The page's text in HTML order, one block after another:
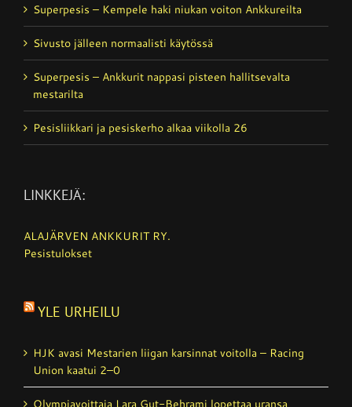
Superpesis – Kempele haki niukan voiton Ankkureilta
Sivusto jälleen normaalisti käytössä
Superpesis – Ankkurit nappasi pisteen hallitsevalta
mestarilta
Pesisliikkari ja pesiskerho alkaa viikolla 26
LINKKEJÄ:
ALAJÄRVEN ANKKURIT RY.
Pesistulokset
YLE URHEILU
HJK avasi Mestarien liigan karsinnat voitolla – Racing
Union kaatui 2–0
Olympiavoittaja Lara Gut-Behrami lopettaa uransa